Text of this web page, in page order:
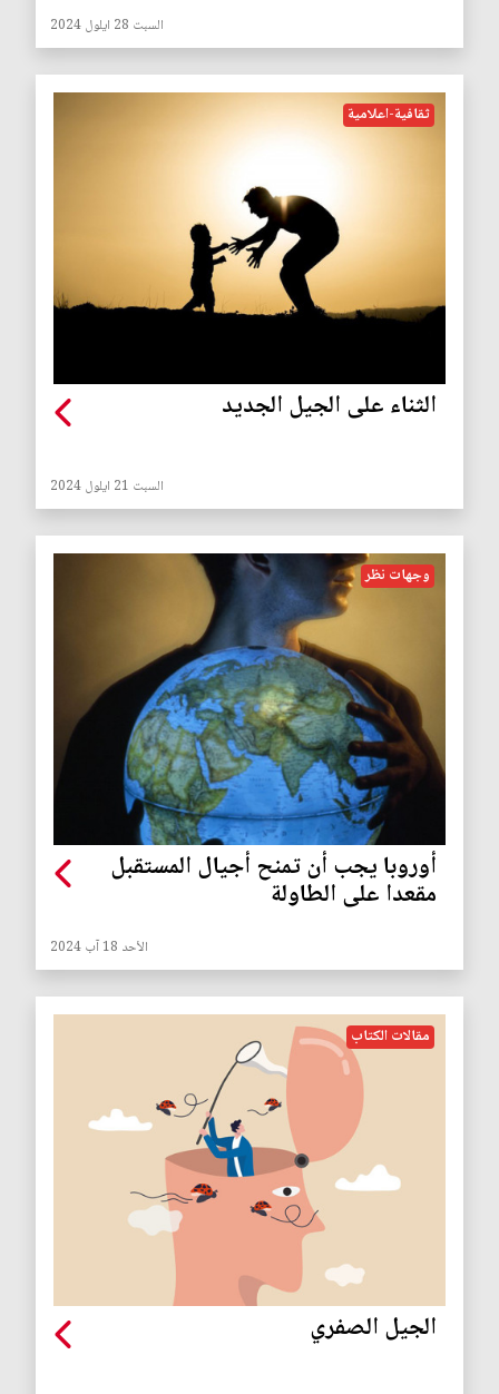
السبت 28 ايلول 2024
ثقافية-اعلامية
الثناء على الجيل الجديد
السبت 21 ايلول 2024
وجهات نظر
أوروبا يجب أن تمنح أجيال المستقبل
مقعدا على الطاولة
الأحد 18 آب 2024
مقالات الكتاب
الجيل الصفري